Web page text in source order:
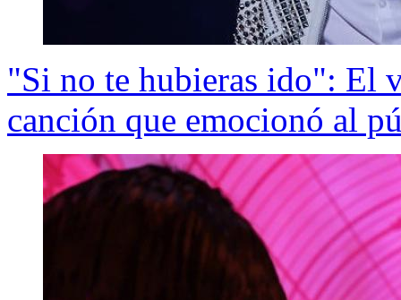
"Si no te hubieras ido": El
canción que emocionó al